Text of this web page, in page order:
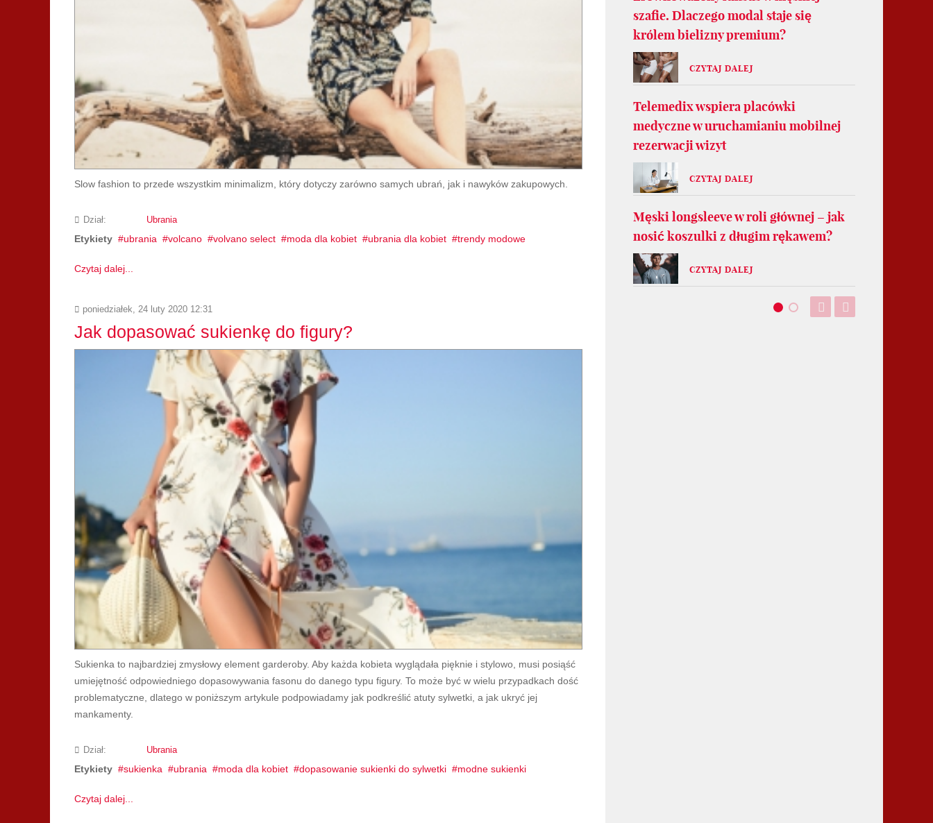
Slow fashion to przede wszystkim minimalizm, który dotyczy zarówno samych ubrań, jak i nawyków zakupowych.
Dział: Ubrania
Etykiety ubrania volcano volvano select moda dla kobiet ubrania dla kobiet trendy modowe
Czytaj dalej...
poniedziałek, 24 luty 2020 12:31
Jak dopasować sukienkę do figury?
Sukienka to najbardziej zmysłowy element garderoby. Aby każda kobieta wyglądała pięknie i stylowo, musi posiąść
umiejętność odpowiedniego dopasowywania fasonu do danego typu figury. To może być w wielu przypadkach dość
problematyczne, dlatego w poniższym artykule podpowiadamy jak podkreślić atuty sylwetki, a jak ukryć jej
mankamenty.
Dział: Ubrania
Etykiety sukienka ubrania moda dla kobiet dopasowanie sukienki do sylwetki modne sukienki
Czytaj dalej...
szafie. Dlaczego modal staje się
królem bielizny premium?
CZYTAJ DALEJ
Telemedix wspiera placówki
medyczne w uruchamianiu mobilnej
rezerwacji wizyt
CZYTAJ DALEJ
Męski longsleeve w roli głównej – jak
nosić koszulki z długim rękawem?
CZYTAJ DALEJ